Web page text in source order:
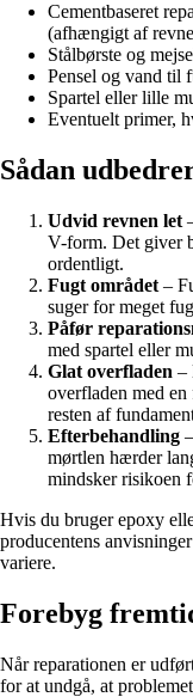
Cementbaseret
(afhængigt af
Stålbørste og
Pensel og vand til
Spartel eller lille
Eventuelt primer,
Sådan
Udvid revnen let
V-form. Det giver
ordentligt.
Fugt området –
suger for meget
Påfør
med spartel eller
Glat overfladen –
overfladen med
resten af
Efterbehandling
mørtlen hærder
mindsker risikoen
Hvis du bruger epoxy
producentens
variere.
Forebyg
Når reparationen er
for at undgå, at